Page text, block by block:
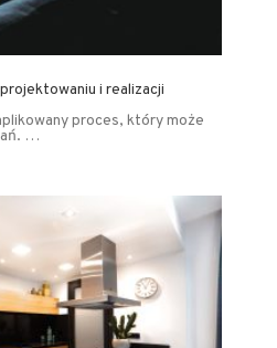
i realizacji
proces, który może
…